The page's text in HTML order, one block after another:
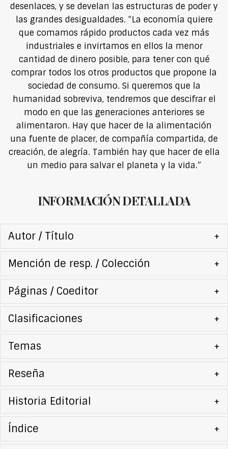
desenlaces, y se develan las estructuras de poder y
las grandes desigualdades. “La economía quiere
que comamos rápido productos cada vez más
industriales e invirtamos en ellos la menor
cantidad de dinero posible, para tener con qué
comprar todos los otros productos que propone la
sociedad de consumo. Si queremos que la
humanidad sobreviva, tendremos que descifrar el
modo en que las generaciones anteriores se
alimentaron. Hay que hacer de la alimentación
una fuente de placer, de compañía compartida, de
creación, de alegría. También hay que hacer de ella
un medio para salvar el planeta y la vida.”
INFORMACIÓN DETALLADA
Autor / Título +
Mención de resp. / Colección +
Páginas / Coeditor +
Clasificaciones +
Temas +
Reseña +
Historia Editorial +
Índice +